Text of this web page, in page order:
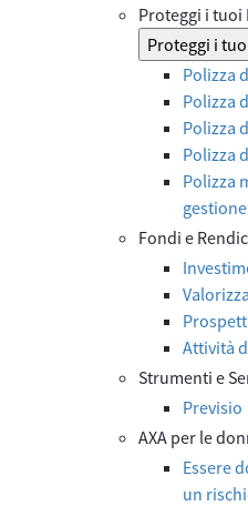
Proteggi i tuoi
Proteggi i
Polizza
Polizza
Polizza
Polizza
Polizza
Fondi e
Attività
Strumenti e
Previsio
AXA per le
Essere
un